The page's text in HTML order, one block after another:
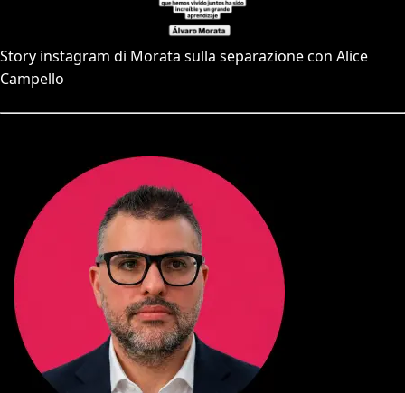
Story instagram di Morata sulla separazione con Alice
Campello